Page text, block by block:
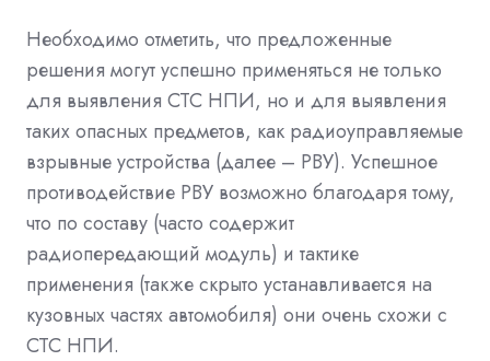
Необходимо отметить, что предложенные
решения могут успешно применяться не только
для выявления СТС НПИ, но и для выявления
таких опасных предметов, как радиоуправляемые
взрывные устройства (далее – РВУ). Успешное
противодействие РВУ возможно благодаря тому,
что по составу (часто содержит
радиопередающий модуль) и тактике
применения (также скрыто устанавливается на
кузовных частях автомобиля) они очень схожи с
СТС НПИ.